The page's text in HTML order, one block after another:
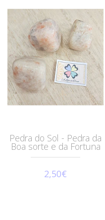
Pedra do Sol - Pedra da
Boa sorte e da Fortuna
2,50€